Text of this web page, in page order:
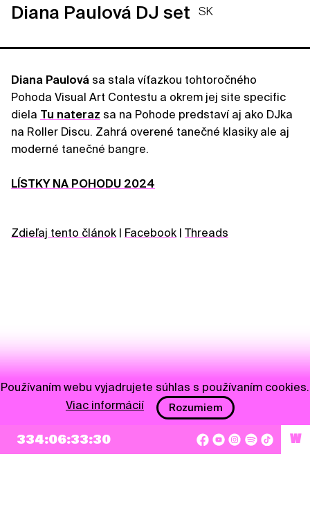
Diana Paulová DJ set SK
Diana Paulová sa stala víťazkou tohtoročného
Pohoda Visual Art Contestu a okrem jej site specific
diela Tu nateraz sa na Pohode predstaví aj ako DJka
na Roller Discu. Zahrá overené tanečné klasiky ale aj
moderné tanečné bangre.
LÍSTKY NA POHODU 2024
Zdieľaj tento článok | Facebook | Threads
NEWSLETTER
334:06:33:30 W
Používaním webu vyjadrujete súhlas s používaním cookies.
Viac informácií
Rozumiem